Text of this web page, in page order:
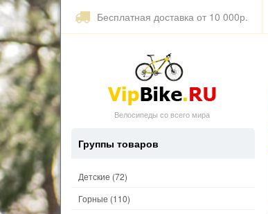
Бесплатная доставка от 10 000р.
Велосипеды со всего мира
Группы товаров
Детские (72)
Горные (110)